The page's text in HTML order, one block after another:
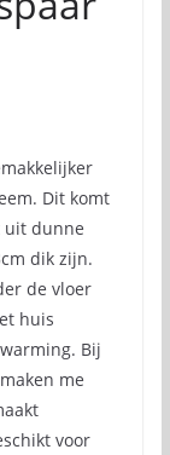
Dit komt
uit dunne
dik zijn.
de vloer
huis
Bij
me
voor